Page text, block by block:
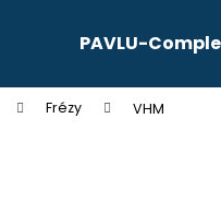
PAVLU-
Frézy VHM